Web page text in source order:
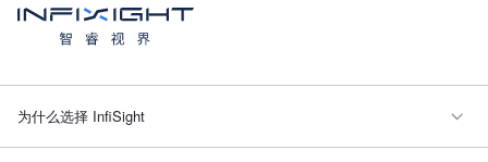
为什么选择 InfiSight